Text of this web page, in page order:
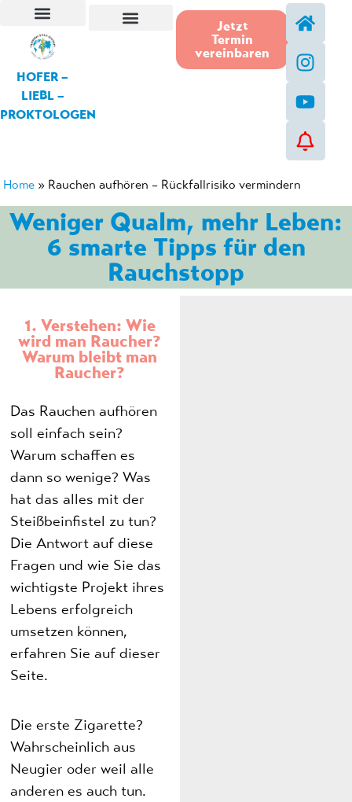
HOFER –
LIEBL –
PROKTOLOGEN
Jetzt
Termin
vereinbaren
Home » Rauchen aufhören – Rückfallrisiko vermindern
Weniger Qualm, mehr Leben:
6 smarte Tipps für den
Rauchstopp
1. Verstehen: Wie
wird man Raucher?
Warum bleibt man
Raucher?
Das Rauchen aufhören
soll einfach sein?
Warum schaffen es
dann so wenige? Was
hat das alles mit der
Steißbeinfistel zu tun?
Die Antwort auf diese
Fragen und wie Sie das
wichtigste Projekt ihres
Lebens erfolgreich
umsetzen können,
erfahren Sie auf dieser
Seite.
Die erste Zigarette?
Wahrscheinlich aus
Neugier oder weil alle
anderen es auch tun.